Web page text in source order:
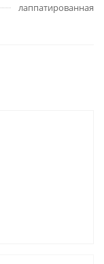
лаппатированная